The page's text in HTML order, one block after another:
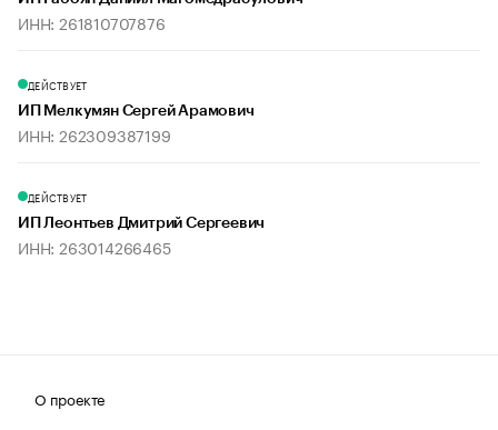
ИНН: 261810707876
ДЕЙСТВУЕТ
ИП Мелкумян Сергей Арамович
ИНН: 262309387199
ДЕЙСТВУЕТ
ИП Леонтьев Дмитрий Сергеевич
ИНН: 263014266465
О проекте